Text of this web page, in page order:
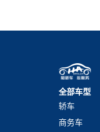
全部车型
轿车
商务车